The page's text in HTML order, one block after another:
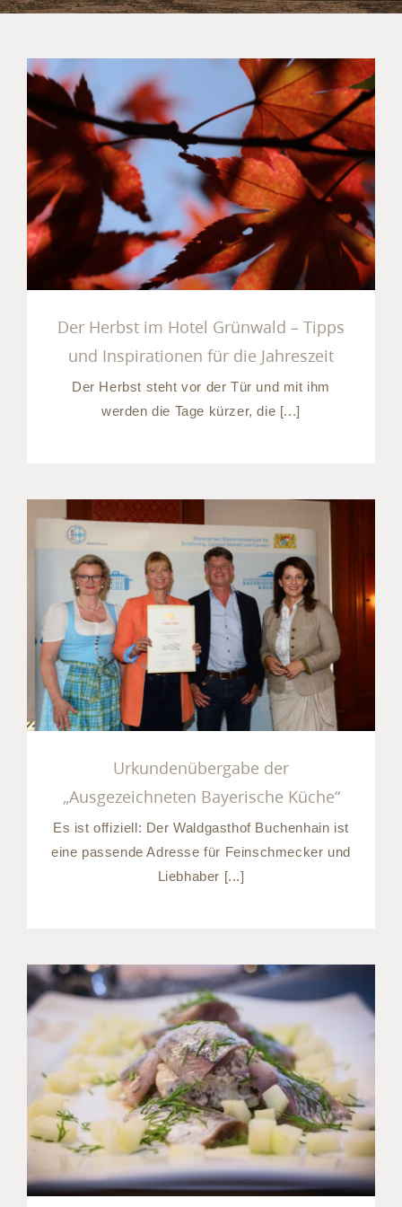
Der Herbst im Hotel
Grünwald – Tipps und
Inspirationen für die
Jahreszeit
Der Herbst im Hotel Grünwald – Tipps
und Inspirationen für die Jahreszeit
Der Herbst steht vor der Tür und mit ihm
werden die Tage kürzer, die [...]
Urkundenübergabe der
„Ausgezeichneten
Bayerische Küche“
Urkundenübergabe der
„Ausgezeichneten Bayerische Küche“
Es ist offiziell: Der Waldgasthof Buchenhain ist
eine passende Adresse für Feinschmecker und
Liebhaber [...]
Sommer im Gasthof
München: Die Matjes-
Saison